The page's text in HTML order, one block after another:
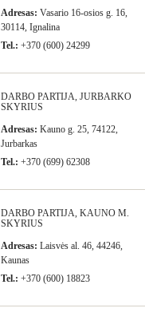
Adresas: Vasario 16-osios g. 16,
30114, Ignalina
Tel.: +370 (600) 24299
DARBO PARTIJA, JURBARKO
SKYRIUS
Adresas: Kauno g. 25, 74122,
Jurbarkas
Tel.: +370 (699) 62308
DARBO PARTIJA, KAUNO M.
SKYRIUS
Adresas: Laisvės al. 46, 44246,
Kaunas
Tel.: +370 (600) 18823